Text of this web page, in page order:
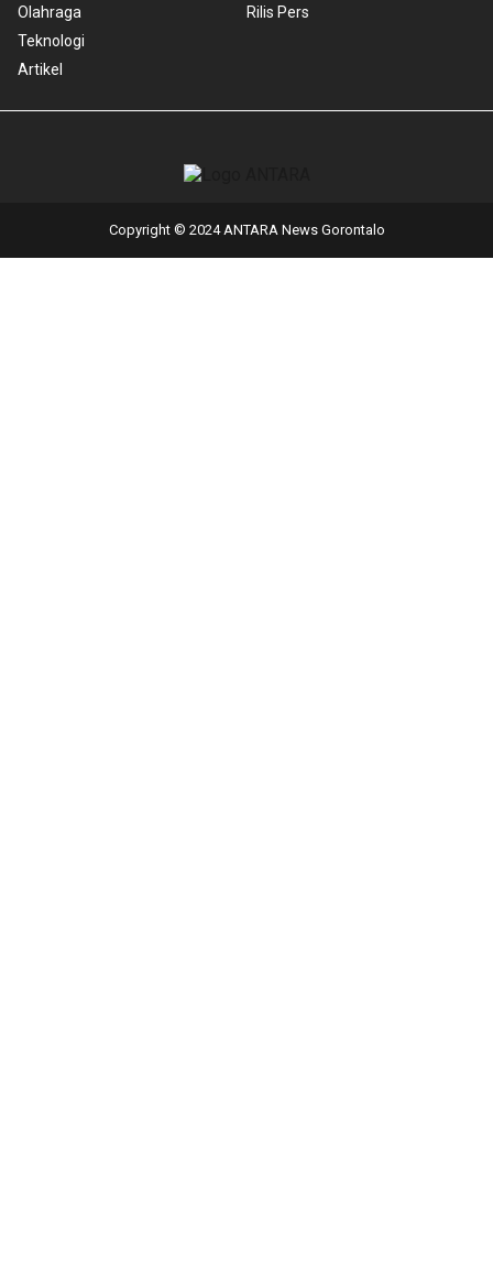
Olahraga
Teknologi
Artikel
Rilis Pers
Copyright © 2024 ANTARA News Gorontalo